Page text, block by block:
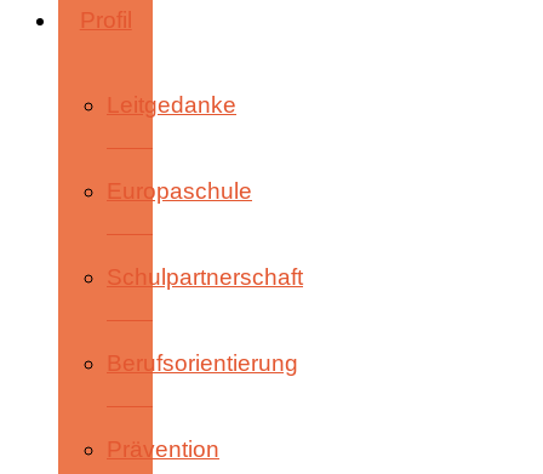
Profil
Leitgedanke
Europaschule
Schulpartnerschaft
Berufsorientierung
Prävention